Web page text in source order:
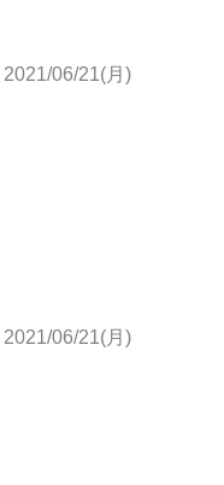
2021/06/21(月)
2021/06/21(月)